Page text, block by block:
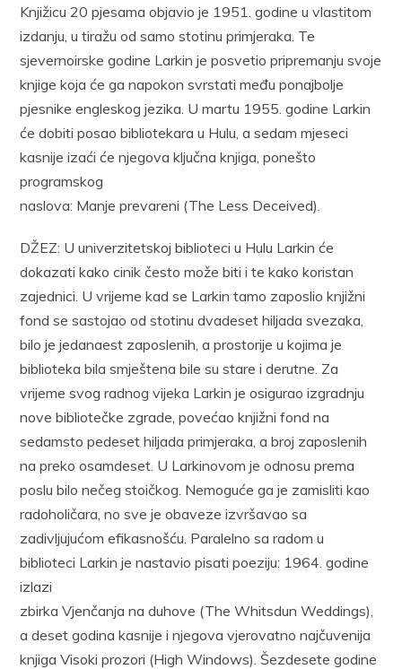
Knjižicu 20 pjesama objavio je 1951. godine u vlastitom
izdanju, u tiražu od samo stotinu primjeraka. Te
sjevernoirske godine Larkin je posvetio pripremanju svoje
knjige koja će ga napokon svrstati među ponajbolje
pjesnike engleskog jezika. U martu 1955. godine Larkin
će dobiti posao bibliotekara u Hulu, a sedam mjeseci
kasnije izaći će njegova ključna knjiga, ponešto
programskog
naslova: Manje prevareni (The Less Deceived).
DŽEZ: U univerzitetskoj biblioteci u Hulu Larkin će
dokazati kako cinik često može biti i te kako koristan
zajednici. U vrijeme kad se Larkin tamo zaposlio knjižni
fond se sastojao od stotinu dvadeset hiljada svezaka,
bilo je jedanaest zaposlenih, a prostorije u kojima je
biblioteka bila smještena bile su stare i derutne. Za
vrijeme svog radnog vijeka Larkin je osigurao izgradnju
nove bibliotečke zgrade, povećao knjižni fond na
sedamsto pedeset hiljada primjeraka, a broj zaposlenih
na preko osamdeset. U Larkinovom je odnosu prema
poslu bilo nečeg stoičkog. Nemoguće ga je zamisliti kao
radoholičara, no sve je obaveze izvršavao sa
zadivljujućom efikasnošću. Paralelno sa radom u
biblioteci Larkin je nastavio pisati poeziju: 1964. godine
izlazi
zbirka Vjenčanja na duhove (The Whitsdun Weddings),
a deset godina kasnije i njegova vjerovatno najčuvenija
knjiga Visoki prozori (High Windows). Šezdesete godine